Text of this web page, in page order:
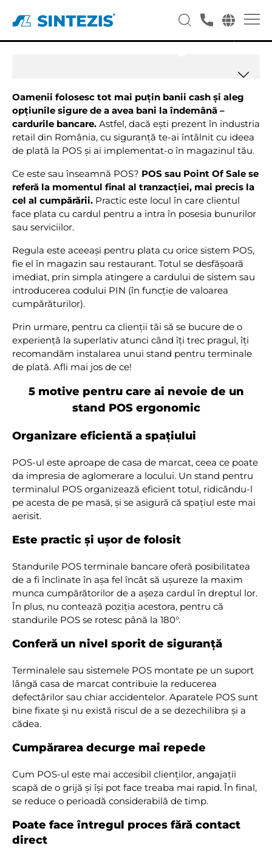
5 motive pentru care ai nevoie
Oamenii folosesc tot mai puțin banii cash și aleg
opțiunile sigure de a avea bani la îndemână –
cardurile bancare. Astfel, dacă ești prezent în industria
retail din România, cu siguranță te-ai întâlnit cu ideea
de plată la POS și ai implementat-o în magazinul tău.
Ce este sau înseamnă POS? POS sau Point Of Sale se
referă la momentul final al tranzacției, mai precis la
cel al cumpărării. Practic este locul în care clientul
face plata cu cardul pentru a intra în posesia bunurilor
sau serviciilor.
Regula este aceeași pentru plata cu orice sistem POS,
fie el în magazin sau restaurant. Totul se desfășoară
imediat, prin simpla atingere a cardului de sistem sau
introducerea codului PIN (în funcție de valoarea
cumpărăturilor).
Prin urmare, pentru ca clienții tăi să se bucure de o
experiență la superlativ atunci când îți trec pragul, îți
recomandăm instalarea unui stand pentru terminale
de plată. Afli mai jos de ce!
5 motive pentru care ai nevoie de un
stand POS ergonomic
Organizare eficientă a spațiului
POS-ul este aproape de casa de marcat, ceea ce poate
da impresia de aglomerare a locului. Un stand pentru
terminalul POS organizează eficient totul, ridicându-l
pe acesta de pe masă, și se asigură că spațiul este mai
aerisit.
Este practic și ușor de folosit
Standurile POS terminale bancare oferă posibilitatea
de a fi înclinate în așa fel încât să ușureze la maxim
munca cumpărătorilor de a așeza cardul în dreptul lor.
În plus, nu contează poziția acestora, pentru că
standurile POS se rotesc până la 180°.
Conferă un nivel sporit de siguranță
Terminalele sau sistemele POS montate pe un suport
lângă casa de marcat contribuie la reducerea
defectărilor sau chiar accidentelor. Aparatele POS sunt
bine fixate și nu există riscul de a se dezechilibra și a
cădea.
Cumpărarea decurge mai repede
Cum POS-ul este mai accesibil clienților, angajații
scapă de o grijă și își pot face treaba mai rapid. În final,
se reduce o perioadă considerabilă de timp.
Poate face întregul proces fără contact
direct